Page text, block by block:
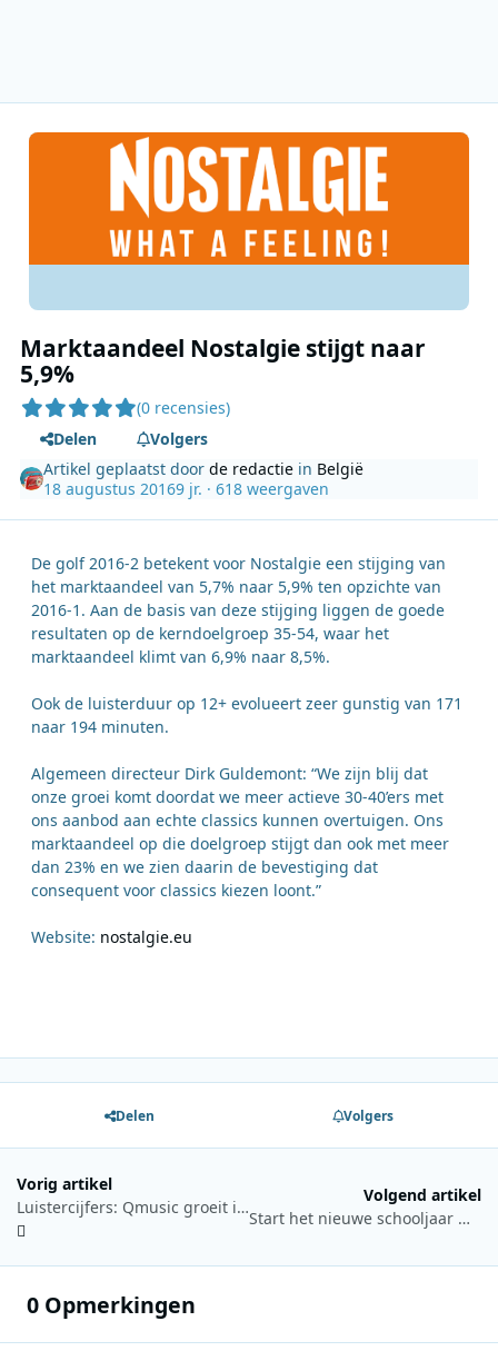
Marktaandeel Nostalgie stijgt naar
5,9%
(0 recensies)
Delen
Volgers
Artikel geplaatst doorde redactie in België
18 augustus 20169 jr. · 618 weergaven
De golf 2016-2 betekent voor Nostalgie een stijging van
het marktaandeel van 5,7% naar 5,9% ten opzichte van
2016-1. Aan de basis van deze stijging liggen de goede
resultaten op de kerndoelgroep 35-54, waar het
marktaandeel klimt van 6,9% naar 8,5%.
Ook de luisterduur op 12+ evolueert zeer gunstig van 171
naar 194 minuten.
Algemeen directeur Dirk Guldemont: “We zijn blij dat
onze groei komt doordat we meer actieve 30-40’ers met
ons aanbod aan echte classics kunnen overtuigen. Ons
marktaandeel op die doelgroep stijgt dan ook met meer
dan 23% en we zien daarin de bevestiging dat
consequent voor classics kiezen loont.”
Website: nostalgie.eu
Delen Volgers
Vorig artikel
Luistercijfers: Qmusic groeit in Vlaanderen
Volgend artikel
Start het nieuwe schooljaar met NPO Radio 1
0 Opmerkingen